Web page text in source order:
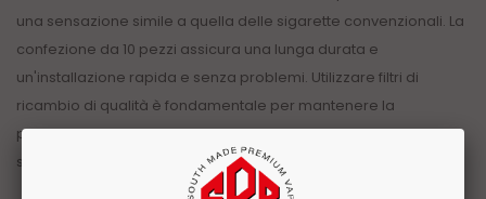
una sensazione simile a quella delle sigarette convenzionali. La
confezione da 10 pezzi assicura una lunga durata e
un'installazione rapida e senza problemi. Utilizzare filtri di
ricambio di qualità è fondamentale per mantenere la
performance ottimale del dispositivo e garantire una
soddisfacente esperienza di svapo. ```